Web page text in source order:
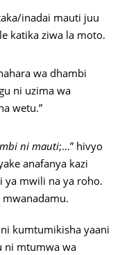
inadai mauti juu
katika ziwa la moto.
wa dhambi
ni uzima wa
wetu.”
ni mauti;…” hivyo
anafanya kazi
ya mwili na ya roho.
kumtumikisha yaani
ni mtumwa wa